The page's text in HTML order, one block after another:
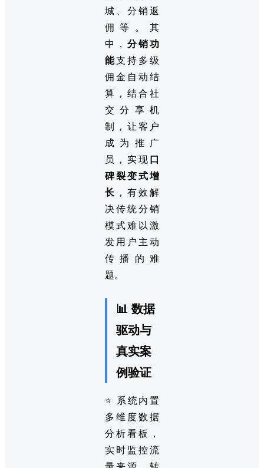
城、分销返
佣等。其
中， 分销功
能支持多级
佣金自动结
算，结合社
交分享机
制，让客户
成为推广
员，实现 口
碑裂变式增
长 ，有效解
决传统分销
模式难以激
发用户主动
传播的难
题。
📊 数据
驱动与
真实案
例验证
⭐ 系统内置
多维度数据
分析看板，
实时监控流